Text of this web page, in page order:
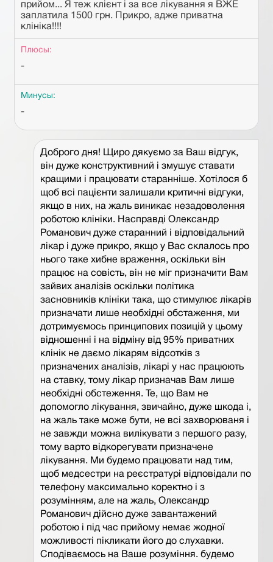
прийом... Я теж клієнт і за все лікування я ВЖЕ
заплатила 1500 грн. Прикро, адже приватна
клініка!!!!
Плюсы:
-
Минусы:
-
Доброго дня! Щиро дякуємо за Ваш відгук,
він дуже конструктивний і змушує ставати
кращими і працювати старанніше. Хотілося б
щоб всі пацієнти залишали критичні відгуки,
якщо в них, на жаль виникає незадоволення
роботою клініки. Насправді Олександр
Романович дуже старанний і відповідальний
лікар і дуже прикро, якщо у Вас склалось про
нього таке хибне враження, оскільки він
працює на совість, він не міг призначити Вам
зайвих аналізів оскільки політика
засновників клініки така, що стимулює лікарів
призначати лише необхідні обстаження, ми
дотримуємось принципових позицій у цьому
відношенні і на відміну від 95% приватних
клінік не даємо лікарям відсотків з
призначених аналізів, лікарі у нас працюють
на ставку, тому лікар призначав Вам лише
необхідні обстеження. Те, що Вам не
допомогло лікування, звичайно, дуже шкода і,
на жаль таке може бути, не всі захворюваня і
не завжди можна вилікувати з першого разу,
тому варто відкорегувати призначене
лікування. Ми будемо працювати над тим,
щоб медсестри на реєстратурі відповідали по
телефону максимально коректно і з
розумінням, але на жаль, Олександр
Романович дійсно дуже завантажений
роботою і під час прийому немає жодної
можливості пікликати його до слухавки.
Сподіваємось на Ваше розуміння. будемо